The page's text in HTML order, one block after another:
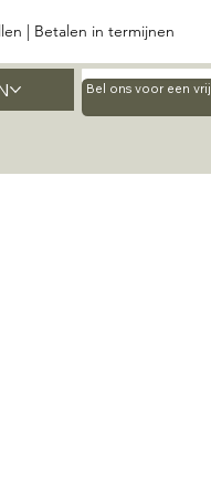
Home
Bel ons voor een
| Betalen in termijnen